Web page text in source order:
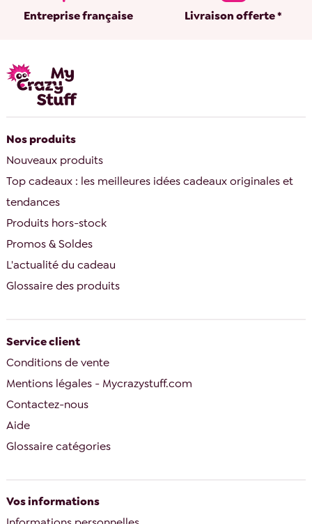
Entreprise française Livraison offerte *
Nos produits
Nouveaux produits
Top cadeaux : les meilleures idées cadeaux originales et
tendances
Produits hors-stock
Promos & Soldes
L'actualité du cadeau
Glossaire des produits
Service client
Conditions de vente
Mentions légales - Mycrazystuff.com
Contactez-nous
Aide
Glossaire catégories
Vos informations